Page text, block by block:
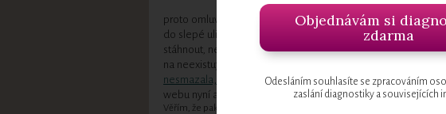
proto omluvte místa, která vás dovedou
do slepé uličky – že si nyní nebudete moci nic
stáhnout, nebo některé odkazy vedou
na neexistující stránky.
nesmazala, se dočtete zde >>Na reDesignu
webu nyní aktivně pracuji.
Věřím, že pak budete velmi spokojená. ;-)
Objednávám si
zdarma
Odesláním souhlasíte se zpracováním
zaslání diagnostiky a souvisejících